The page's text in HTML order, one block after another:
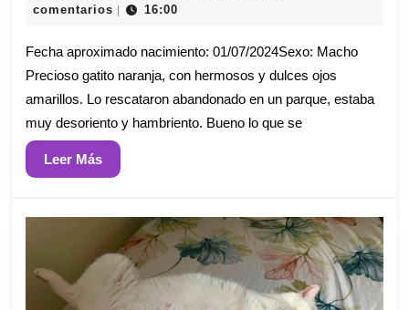
de
2026
comentarios | 16:00
Fecha aproximado nacimiento: 01/07/2024Sexo: Macho
Precioso gatito naranja, con hermosos y dulces ojos
amarillos. Lo rescataron abandonado en un parque, estaba
muy desoriento y hambriento. Bueno lo que se
Leer MásLeer
Más